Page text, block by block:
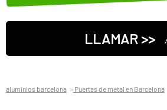
LLAMAR >>
aluminios barcelona Puertas de metal en Barcelona